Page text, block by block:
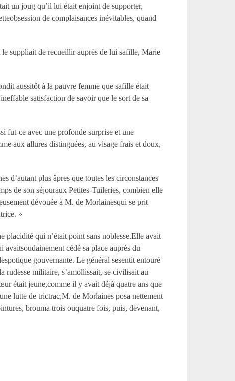
un joug qu’il lui était enjoint de supporter,
de complaisances inévitables, quand
le suppliait de recueillir auprès de lui safille, Marie
aussitôt à la pauvre femme que safille était
satisfaction de savoir que le sort de sa
fut-ce avec une profonde surprise et une
aux allures distinguées, au visage frais et doux,
d’autant plus âpres que toutes les circonstances
de son séjouraux Petites-Tuileries, combien elle
dévouée à M. de Morlainesqui se prit
»
placidité qui n’était point sans noblesse.Elle avait
cédé sa place auprès du
gouvernante. Le général sesentit entouré
rudesse militaire, s’amollissait, se civilisait au
était jeune,comme il y avait déjà quatre ans que
lutte de trictrac,M. de Morlaines posa nettement
brouma trois ouquatre fois, puis, devenant,